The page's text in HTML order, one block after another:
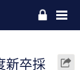
新卒採